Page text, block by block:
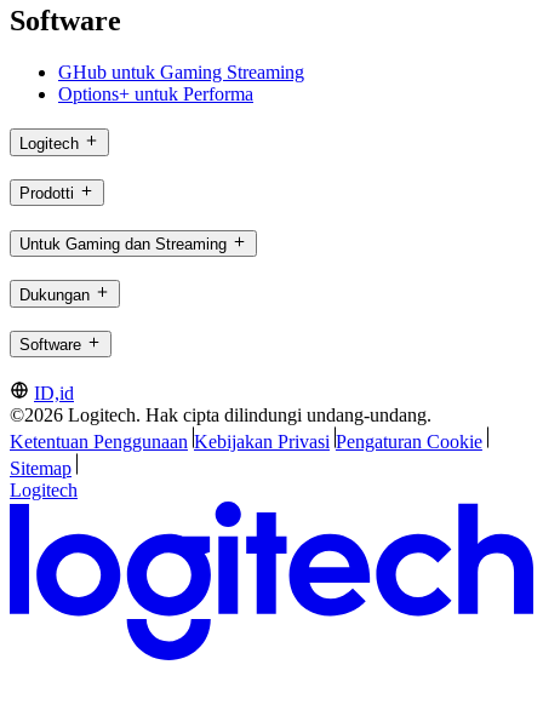
Software
GHub untuk Gaming Streaming
Options+ untuk Performa
Logitech
Prodotti
Untuk Gaming dan Streaming
Dukungan
Software
ID,id
©2026 Logitech. Hak cipta dilindungi undang-undang.
Ketentuan Penggunaan Kebijakan Privasi Pengaturan Cookie
Sitemap
Logitech